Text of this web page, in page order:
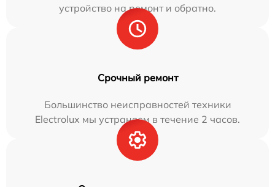
устройство на ремонт и обратно.
Срочный ремонт
Большинство неисправностей техники
Electrolux мы устраняем в течение 2 часов.